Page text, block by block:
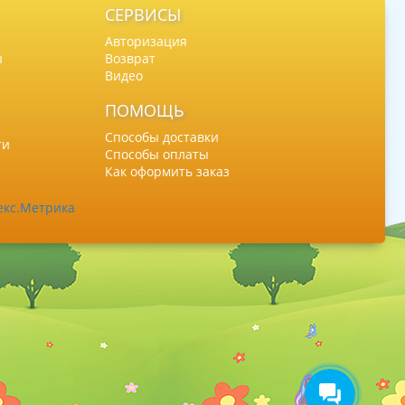
СЕРВИСЫ
Авторизация
Возврат
Видео
ПОМОЩЬ
Способы доставки
Способы оплаты
Как оформить заказ